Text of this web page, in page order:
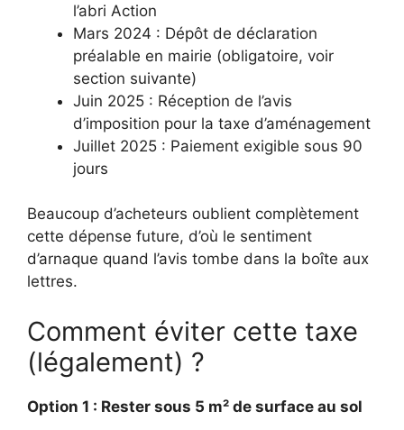
l’abri Action
Mars 2024 : Dépôt de déclaration
préalable en mairie (obligatoire, voir
section suivante)
Juin 2025 : Réception de l’avis
d’imposition pour la taxe d’aménagement
Juillet 2025 : Paiement exigible sous 90
jours
Beaucoup d’acheteurs oublient complètement
cette dépense future, d’où le sentiment
d’arnaque quand l’avis tombe dans la boîte aux
lettres.
Comment éviter cette taxe
(légalement) ?
Option 1 : Rester sous 5 m² de surface au sol